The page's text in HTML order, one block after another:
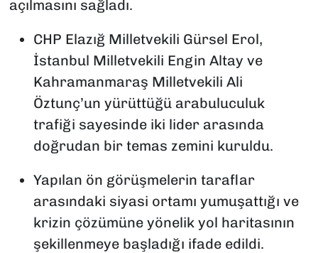
açılmasını sağladı.
CHP Elazığ Milletvekili Gürsel Erol,
İstanbul Milletvekili Engin Altay ve
Kahramanmaraş Milletvekili Ali
Öztunç’un yürüttüğü arabuluculuk
trafiği sayesinde iki lider arasında
doğrudan bir temas zemini kuruldu.
Yapılan ön görüşmelerin taraflar
arasındaki siyasi ortamı yumuşattığı ve
krizin çözümüne yönelik yol haritasının
şekillenmeye başladığı ifade edildi.